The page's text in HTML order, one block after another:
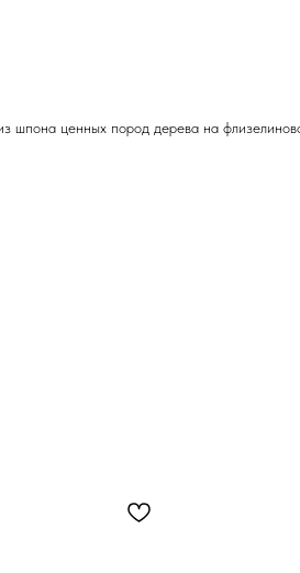
шпона ценных пород дерева на